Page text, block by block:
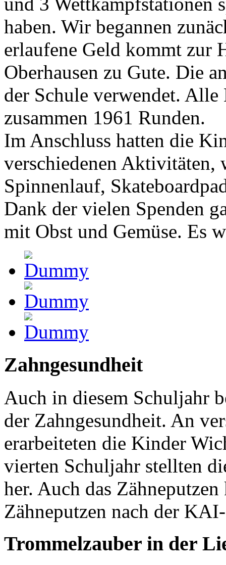
haben. Wir begannen
erlaufene Geld kommt zur
Oberhausen zu Gute. Die
der Schule verwendet.
zusammen 1961 Runden.
Im Anschluss hatten die
verschiedenen
Spinnenlauf,
Dank der vielen Spenden
mit Obst und Gemüse. Es
Zahngesundheit
Auch in diesem Schuljahr
der Zahngesundheit. An
erarbeiteten die Kinder
vierten Schuljahr stellten
her. Auch das
Zähneputzen nach der
Trommelzauber in der